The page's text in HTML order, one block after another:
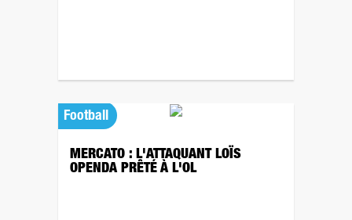
Football
MERCATO : L'ATTAQUANT LOÏS
OPENDA PRÊTÉ À L'OL